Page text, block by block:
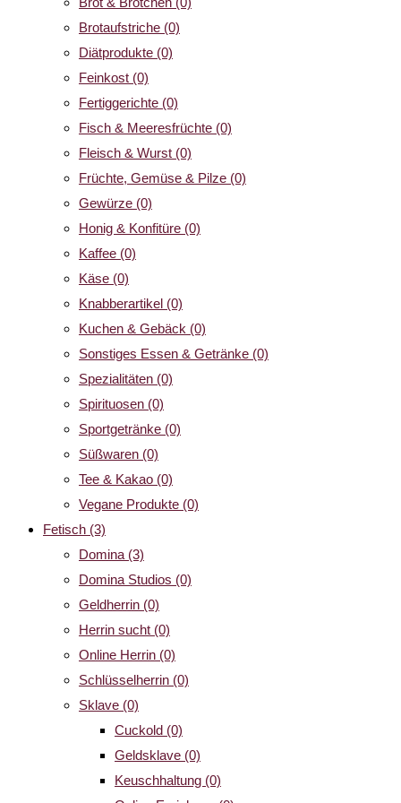
Brotaufstriche (0)
Diätprodukte (0)
Feinkost (0)
Fertiggerichte (0)
Fisch & Meeresfrüchte (0)
Fleisch & Wurst (0)
Früchte, Gemüse & Pilze (0)
Gewürze (0)
Honig & Konfitüre (0)
Kaffee (0)
Käse (0)
Knabberartikel (0)
Kuchen & Gebäck (0)
Sonstiges Essen & Getränke (0)
Spezialitäten (0)
Spirituosen (0)
Sportgetränke (0)
Süßwaren (0)
Tee & Kakao (0)
Vegane Produkte (0)
Fetisch (3)
Domina (3)
Domina Studios (0)
Geldherrin (0)
Herrin sucht (0)
Online Herrin (0)
Schlüsselherrin (0)
Sklave (0)
Cuckold (0)
Geldsklave (0)
Keuschhaltung (0)